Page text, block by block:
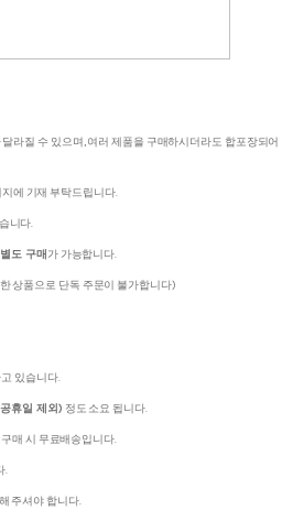
라질 수 있으며, 여러 제품을 구매하시더라도 합포장되어
에 기재 부탁드립니다.
니다.
도 구매 가 가능합니다.
상품으로 단독 주문이 불가합니다)
고 있습니다.
휴일 제외) 정도 소요 됩니다.
구매 시 무료배송입니다.
.
주셔야 합니다.